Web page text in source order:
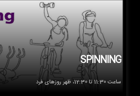
SPINNING
ساعت 11:30 تا 12:30، ظهر روزهای فرد